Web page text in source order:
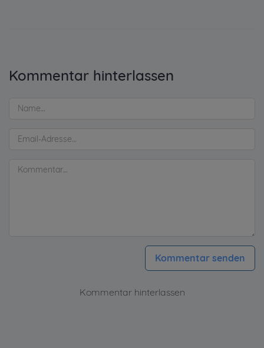
Kommentar hinterlassen
Kommentar senden
Kommentar hinterlassen